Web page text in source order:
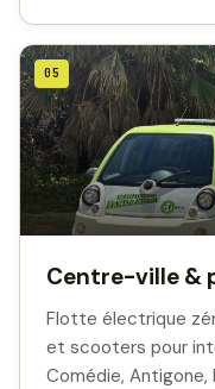
05
Centre-ville &
Flotte électrique
et scooters pour
Comédie, Antigone,